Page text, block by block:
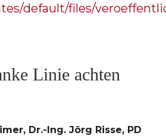
default/files/
Linie achten
Dr.-Ing. Jörg Risse, PD